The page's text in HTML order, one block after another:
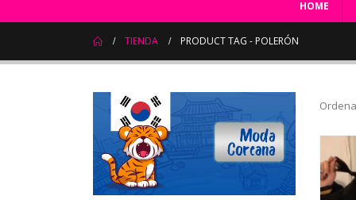
HOME
TIENDA PRODUCT TAG - POLERÓN